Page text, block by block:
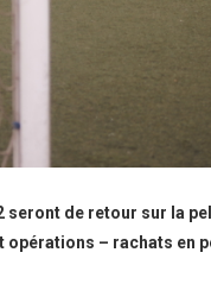
seront de retour sur la
opérations – rachats en